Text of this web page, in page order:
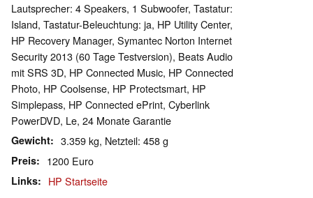
Lautsprecher: 4 Speakers, 1 Subwoofer, Tastatur:
Island, Tastatur-Beleuchtung: ja, HP Utility Center,
HP Recovery Manager, Symantec Norton Internet
Security 2013 (60 Tage Testversion), Beats Audio
mit SRS 3D, HP Connected Music, HP Connected
Photo, HP Coolsense, HP Protectsmart, HP
Simplepass, HP Connected ePrint, Cyberlink
PowerDVD, Le, 24 Monate Garantie
Gewicht 3.359 kg, Netzteil: 458 g
Preis 1200 Euro
Links HP Startseite